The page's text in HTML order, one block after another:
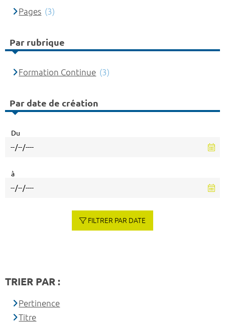
Pages (3)
Par rubrique
Formation Continue (3)
Par date de création
Du
à
FILTRER PAR DATE
TRIER PAR :
Pertinence
Titre